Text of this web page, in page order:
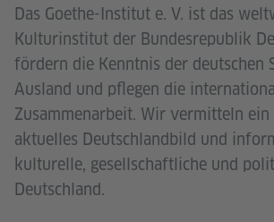
Das Goethe-Institut e. V. ist das
Kulturinstitut der Bundesrepublik
fördern die Kenntnis der deutschen
Ausland und pflegen die
Zusammenarbeit. Wir vermitteln ein
aktuelles Deutschlandbild und
kulturelle, gesellschaftliche und
Deutschland.